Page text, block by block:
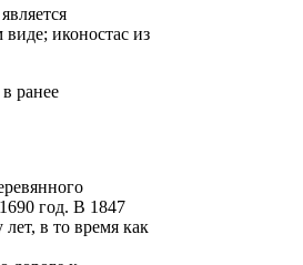
иконостас из
ранее
год. В 1847
в то время как